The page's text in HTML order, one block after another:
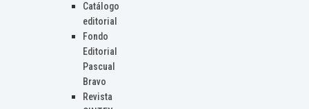
Catálogo
editorial
Fondo
Editorial
Pascual
Bravo
Revista